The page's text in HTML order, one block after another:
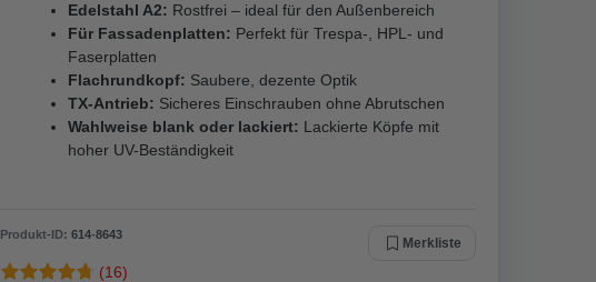
Edelstahl A2: Rostfrei – ideal für den Außenbereich
Für Fassadenplatten: Perfekt für Trespa-, HPL- und
Faserplatten
Flachrundkopf: Saubere, dezente Optik
TX-Antrieb: Sicheres Einschrauben ohne Abrutschen
Wahlweise blank oder lackiert: Lackierte Köpfe mit
hoher UV-Beständigkeit
Produkt-ID: 614-8643
Merkliste
(16)